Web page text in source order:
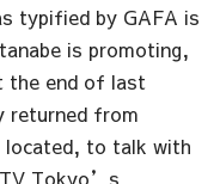
typified by GAFA is
is promoting,
the end of last
returned from
located, to talk with
Tokyo’s